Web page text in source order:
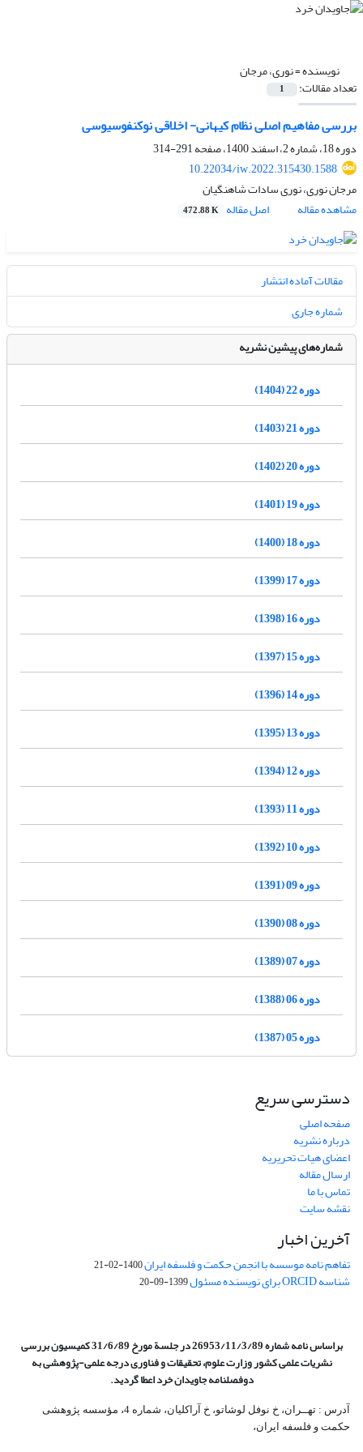
نویسنده =نوری، مرجان
تعداد مقالات: 1
بررسی مفاهیم اصلی نظام کیهانی- اخلاقی نوکنفوسیوسی
دوره 18، شماره 2، اسفند 1400، صفحه
291-314
10.22034/iw.2022.315430.1588
مرجان نوری، نوری سادات شاهنگیان
مشاهده مقاله
اصل مقاله 472.88 K
مقالات آماده انتشار
شماره جاری
شماره‌های پیشین نشریه
دوره 22 (1404)
دوره 21 (1403)
دوره 20 (1402)
دوره 19 (1401)
دوره 18 (1400)
دوره 17 (1399)
دوره 16 (1398)
دوره 15 (1397)
دوره 14 (1396)
دوره 13 (1395)
دوره 12 (1394)
دوره 11 (1393)
دوره 10 (1392)
دوره 09 (1391)
دوره 08 (1390)
دوره 07 (1389)
دوره 06 (1388)
دوره 05 (1387)
دسترسی سریع
صفحه اصلی
درباره نشریه
اعضای هیات تحریریه
ارسال مقاله
تماس با ما
نقشه سایت
آخرین اخبار
تفاهم نامه موسسه با انجمن حکمت و فلسفه ایران1400-02-21
شناسه ORCID برای نویسنده مسئول 1399-09-20
براساس نامه شماره 26953/11/3/89 در جلسة مورخ 31/6/89 کمیسیون
بررسی
نشریات علمی کشور وزارت علوم، تحقیقات و فناوری درجه علمی‌-پژوهشیبه
دوفصلنامه جاویدان خرد اعطا گردید.
آدرس : تهــران، خ نوفل لوشاتو، خ آراکلیان، شماره 4،‌ مؤسسه پژوهشی
حکمت و فلسفه ایران،‌